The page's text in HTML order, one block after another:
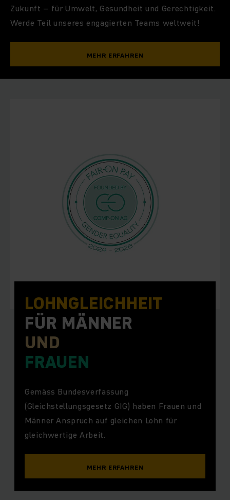
Zukunft – für Umwelt, Gesundheit und Gerechtigkeit.
Werde Teil unseres engagierten Teams weltweit!
MEHR ERFAHREN
LOHN­GLEICHHEIT
FÜR MÄNNER
UND
FRAUEN
Gemäss Bundesverfassung
(Gleichstellungsgesetz GIG) haben Frauen und
Männer Anspruch auf gleichen Lohn für
gleichwertige Arbeit.
MEHR ERFAHREN